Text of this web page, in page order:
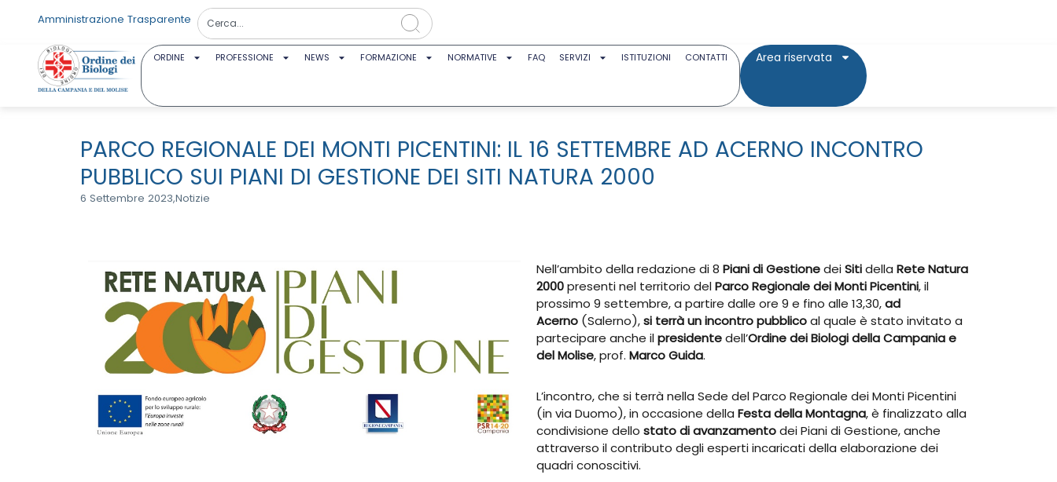
Amministrazione Trasparente
ORDINE PROFESSIONE NEWS FORMAZIONE NORMATIVE FAQ SERVIZI ISTITUZIONI CONTATTI Area riservata
PARCO REGIONALE DEI MONTI PICENTINI: IL 16 SETTEMBRE AD ACERNO INCONTRO
PUBBLICO SUI PIANI DI GESTIONE DEI SITI NATURA 2000
6 Settembre 2023,Notizie
Nell’ambito della redazione di 8 Piani di GestionedeiSitidella Rete Natura
2000presenti nel territorio delParco Regionale dei Monti Picentini, il
prossimo 9 settembre, a partire dalle ore 9 e fino alle 13,30,ad
Acerno (Salerno),si terrà un incontro pubblicoal quale è stato invitato a
partecipare anche ilpresidentedell’Ordine dei Biologi della Campania e
del Molise, prof. Marco Guida.
L’incontro, che si terrà nella Sede del Parco Regionale dei Monti Picentini
(in via Duomo), in occasione della Festa della Montagna, è finalizzato alla
condivisione dello stato di avanzamentodei Piani di Gestione, anche
attraverso il contributo degli esperti incaricati della elaborazione dei
quadri conoscitivi.